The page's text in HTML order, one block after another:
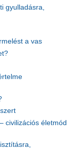
gyulladásra,
a vas
civilizációs életmód